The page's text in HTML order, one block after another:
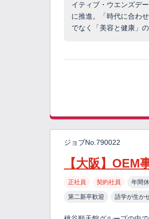
イティブ・ウエンズデ
に推進。「時代に合わ
でなく「美容と健康」
ジョブNo.790022
【大阪】
正社員 契約社員 年間
第二新卒歓迎 語学が生か